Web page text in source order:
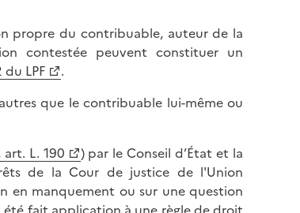
propre du contribuable, auteur de la
contestée peuvent constituer un
du LPF
.
que le contribuable lui-même ou
art. L. 190
) par le Conseil d’État et la
de la Cour de justice de l'Union
en manquement ou sur une question